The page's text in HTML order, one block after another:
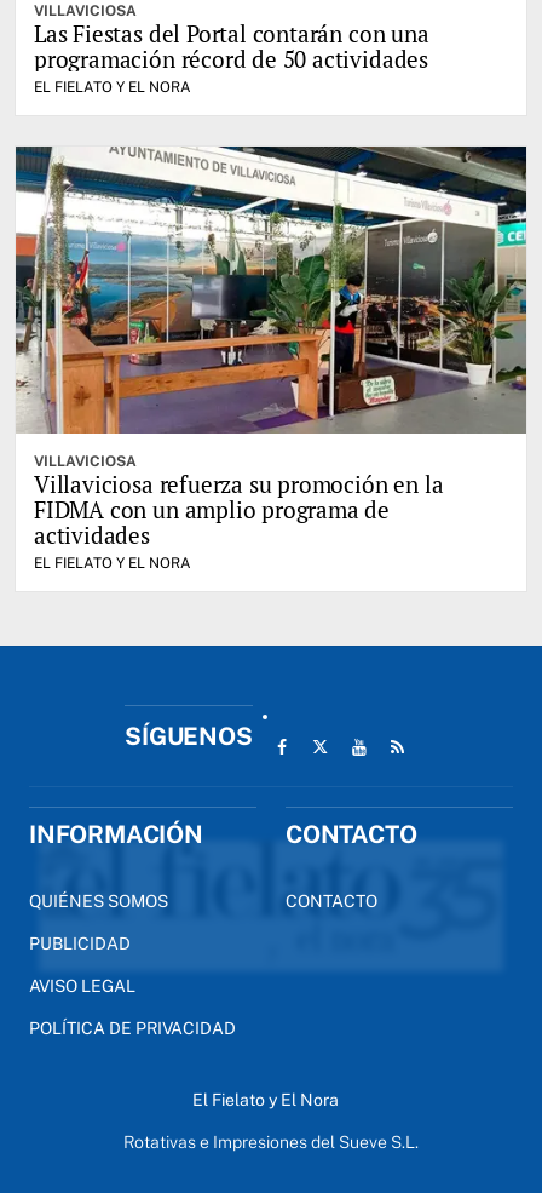
VILLAVICIOSA
Las Fiestas del Portal contarán con una
programación récord de 50 actividades
EL FIELATO Y EL NORA
VILLAVICIOSA
Villaviciosa refuerza su promoción en la
FIDMA con un amplio programa de
actividades
EL FIELATO Y EL NORA
SÍGUENOS
INFORMACIÓN
QUIÉNES SOMOS
PUBLICIDAD
AVISO LEGAL
POLÍTICA DE PRIVACIDAD
CONTACTO
CONTACTO
El Fielato y El Nora
Rotativas e Impresiones del Sueve S.L.